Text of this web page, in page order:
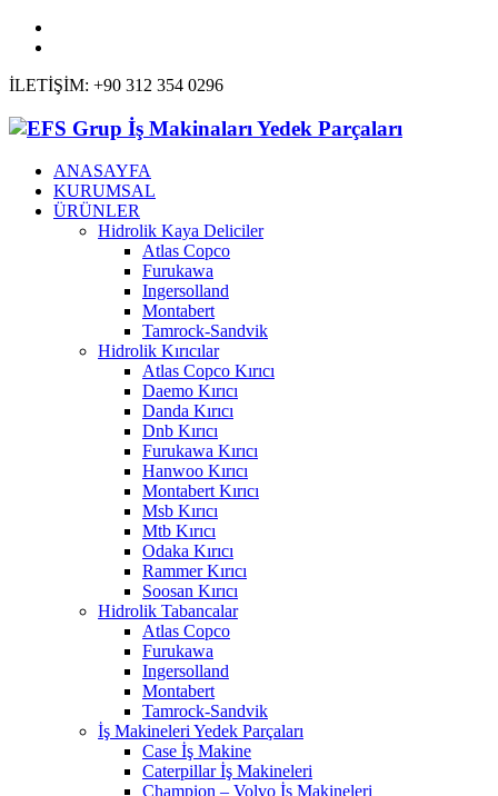
İLETİŞİM: +90 312 354 0296
ANASAYFA
KURUMSAL
ÜRÜNLER
Hidrolik Kaya Deliciler
Atlas Copco
Furukawa
Ingersolland
Montabert
Tamrock-Sandvik
Hidrolik Kırıcılar
Atlas Copco Kırıcı
Daemo Kırıcı
Danda Kırıcı
Dnb Kırıcı
Furukawa Kırıcı
Hanwoo Kırıcı
Montabert Kırıcı
Msb Kırıcı
Mtb Kırıcı
Odaka Kırıcı
Rammer Kırıcı
Soosan Kırıcı
Hidrolik Tabancalar
Atlas Copco
Furukawa
Ingersolland
Montabert
Tamrock-Sandvik
İş Makineleri Yedek Parçaları
Case İş Makine
Caterpillar İş Makineleri
Champion – Volvo İş Makineleri